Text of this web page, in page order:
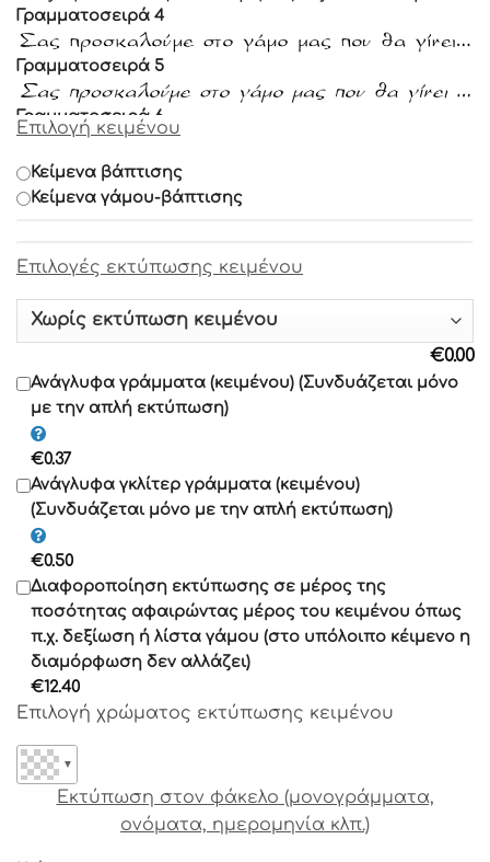
Γραμματοσειρά 4
Γραμματοσειρά 5
Γραμματοσειρά 6
Γραμματοσειρά 7
Γραμματοσειρά 9
Γραμματοσειρά 10
Γραμματοσειρά 11
Γραμματοσειρά 12
Γραμματοσειρά 13
Γραμματοσειρά 14
Γραμματοσειρά 15
Γραμματοσειρά 16
Γραμματοσειρά 17
Γραμματοσειρά 18
Γραμματοσειρά 19
Γραμματοσειρά 20
Γραμματοσειρά 21
Γραμματοσειρά 22
Γραμματοσειρά 23
Γραμματοσειρά 24
Επιλογή κειμένου
Κείμενα βάπτισης
Κείμενα γάμου-βάπτισης
Eπιλογές εκτύπωσης κειμένου
€0.00
Ανάγλυφα γράμματα (κειμένου) (Συνδυάζεται μόνο
με την απλή εκτύπωση)
€0.37
Ανάγλυφα γκλίτερ γράμματα (κειμένου)
(Συνδυάζεται μόνο με την απλή εκτύπωση)
€0.50
Διαφοροποίηση εκτύπωσης σε μέρος της
ποσότητας αφαιρώντας μέρος του κειμένου όπως
π.χ. δεξίωση ή λίστα γάμου (στο υπόλοιπο κέιμενο η
διαμόρφωση δεν αλλάζει)
€12.40
Επιλογή χρώματος εκτύπωσης κειμένου
▼
Εκτύπωση στον φάκελο (μονογράμματα,
ονόματα, ημερομηνία κλπ.)